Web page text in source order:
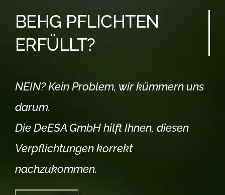
BEHG PFLICHTEN
ERFÜLLT?
NEIN? Kein Problem, wir kümmern uns
darum.
Die DeESA GmbH hilft Ihnen, diesen
Verpflichtungen korrekt
nachzukommen.